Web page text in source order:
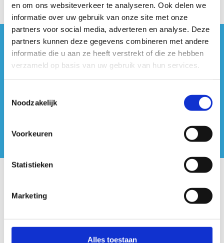
en om ons websiteverkeer te analyseren. Ook delen we
informatie over uw gebruik van onze site met onze
partners voor social media, adverteren en analyse. Deze
partners kunnen deze gegevens combineren met andere
informatie die u aan ze heeft verstrekt of die ze hebben
verzameld op basis van uw gebruik van hun services.
Noodzakelijk
Voorkeuren
Statistieken
Marketing
Alles toestaan
#sportersbelevenmeer